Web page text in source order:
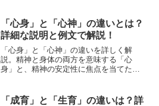
正確に理解している人は案外少ないもの
です。これらの言葉は日常...
「心身」と「心神」の違いとは？
詳細な説明と例文で解説！
「心身」と「心神」の違いを詳しく解
説。精神と身体の両方を意味する「心
身」と、精神の安定性に焦点を当てた
「成育」と「生育」の違いは？詳